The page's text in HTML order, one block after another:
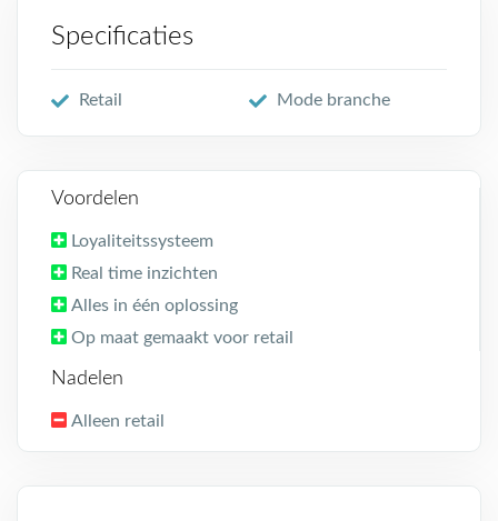
Specificaties
Retail Mode branche
Voordelen
Loyaliteitssysteem
Real time inzichten
Alles in één oplossing
Op maat gemaakt voor retail
Nadelen
Alleen retail